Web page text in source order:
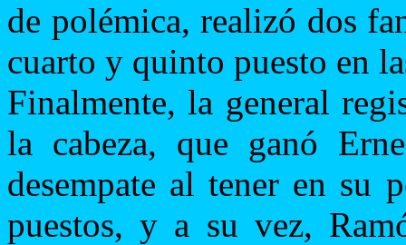
de polémica, realizó dos
cuarto y quinto puesto en
Finalmente, la general
la cabeza, que ganó
desempate al tener en su
puestos, y a su vez,